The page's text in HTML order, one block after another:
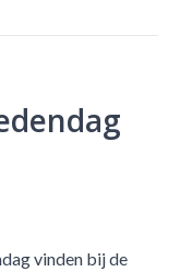
vinden bij de